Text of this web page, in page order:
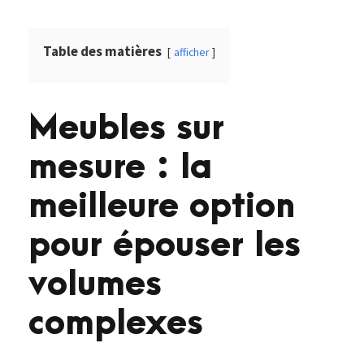
Table des matières afficher
Meubles sur
mesure : la
meilleure option
pour épouser les
volumes
complexes